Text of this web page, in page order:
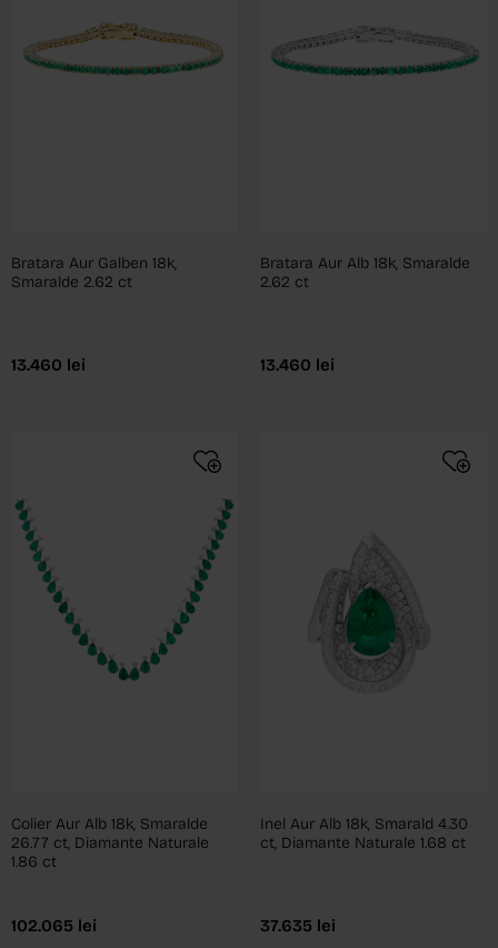
Bratara Aur Galben 18k,
Smaralde 2.62 ct
13.460 lei
Bratara Aur Alb 18k, Smaralde
2.62 ct
13.460 lei
Colier Aur Alb 18k, Smaralde
26.77 ct, Diamante Naturale
1.86 ct
102.065 lei
Inel Aur Alb 18k, Smarald 4.30
ct, Diamante Naturale 1.68 ct
37.635 lei